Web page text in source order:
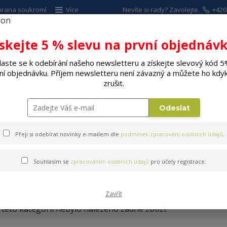
soukromí Více
Hledat
Nevíte si rady? Zavolejte.
SPOTŘEBIČE ELEKTRO DÍLNA A
této kategorii nebylo nalezeno žádné zboží.
5 % slevu na první
se k odebírání našeho newsletteru a získejte slevový kód
objednávku. Příjem newsletteru není závazný a můžete ho
zrušit.
Odeslat
Přeji si odebírat novinky e-mailem dle podmínek zpracování osobních údajů.
Souhlasím se zpracováním osobních údajů pro účely registrace.
Zavřít